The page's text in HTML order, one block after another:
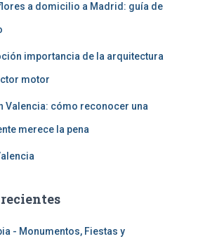
a domicilio a Madrid: guía de
importancia de la arquitectura
motor
Valencia: cómo reconocer una
merece la pena
- Monumentos, Fiestas y